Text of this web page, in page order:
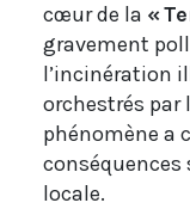
cœur de la «
gravement
l’incinération
orchestrés par
phénomène a
locale.